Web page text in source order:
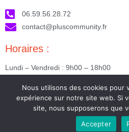
06.59.56.28.72
contact@pluscommunity.fr
Horaires :
Lundi – Vendredi : 9h00 – 18h00
Nous suivre :
Nous utilisons des cookies pour
expérience sur notre site web. Si
site, nous supposerons que
Accepter